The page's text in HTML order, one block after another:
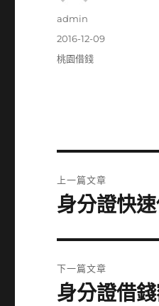
作
admin
發
佈
2016-12-09
分
桃園借錢
章
上一篇文章
上
篇
文
章:
身分證快
下一篇文章
下
身分證借